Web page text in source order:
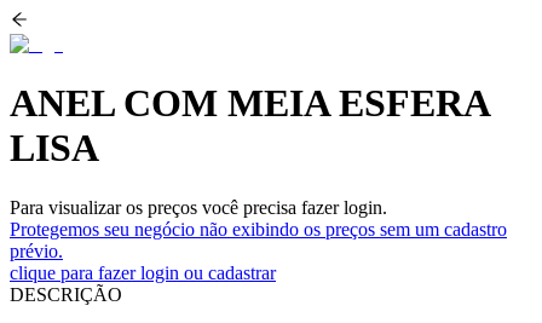
ANEL COM MEIA ESFERA
LISA
Para visualizar os preços você precisa fazer login.
Protegemos seu negócio não exibindo os preços sem um cadastro
prévio.
clique para fazer login ou cadastrar
DESCRIÇÃO